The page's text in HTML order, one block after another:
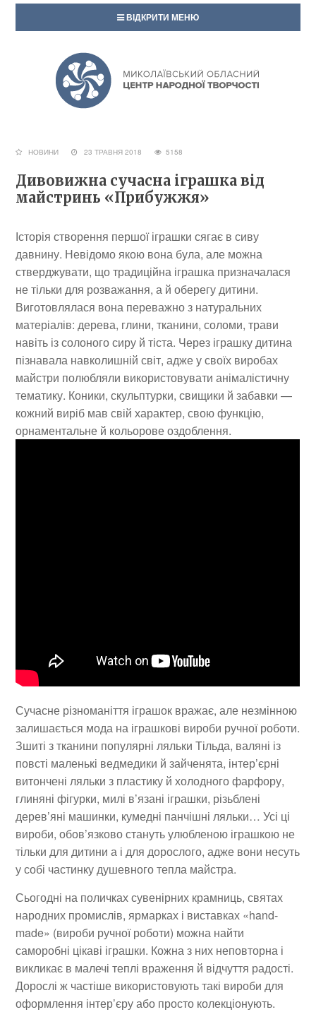
ВІДКРИТИ МЕНЮ
НОВИНИ 23 ТРАВНЯ 2018 5158
Дивовижна сучасна іграшка від
майстринь «Прибужжя»
Історія створення першої іграшки сягає в сиву
давнину. Невідомо якою вона була, але можна
стверджувати, що традиційна іграшка призначалася
не тільки для розважання, а й оберегу дитини.
Виготовлялася вона переважно з натуральних
матеріалів: дерева, глини, тканини, соломи, трави
навіть із солоного сиру й тіста. Через іграшку дитина
пізнавала навколишній світ, адже у своїх виробах
майстри полюбляли використовувати анімалістичну
тематику. Коники, скульптурки, свищики й забавки —
кожний виріб мав свій характер, свою функцію,
орнаментальне й кольорове оздоблення.
Сучасне різноманіття іграшок вражає, але незмінною
залишається мода на іграшкові вироби ручної роботи.
Зшиті з тканини популярні ляльки Тільда, валяні із
повсті маленькі ведмедики й зайченята, інтер’єрні
витончені ляльки з пластику й холодного фарфору,
глиняні фігурки, милі в’язані іграшки, різьблені
дерев’яні машинки, кумедні панчішні ляльки… Усі ці
вироби, обов’язково стануть улюбленою іграшкою не
тільки для дитини а і для дорослого, адже вони несуть
у собі частинку душевного тепла майстра.
Сьогодні на поличках сувенірних крамниць, святах
народних промислів, ярмарках і виставках «hand-
made» (вироби ручної роботи) можна найти
саморобні цікаві іграшки. Кожна з них неповторна і
викликає в малечі теплі враження й відчуття радості.
Дорослі ж частіше використовують такі вироби для
оформлення інтер’єру або просто колекціонують.